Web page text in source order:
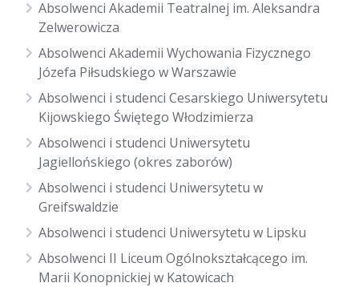
Absolwenci Akademii Teatralnej im. Aleksandra
Zelwerowicza
Absolwenci Akademii Wychowania Fizycznego
Józefa Piłsudskiego w Warszawie
Absolwenci i studenci Cesarskiego Uniwersytetu
Kijowskiego Świętego Włodzimierza
Absolwenci i studenci Uniwersytetu
Jagiellońskiego (okres zaborów)
Absolwenci i studenci Uniwersytetu w
Greifswaldzie
Absolwenci i studenci Uniwersytetu w Lipsku
Absolwenci II Liceum Ogólnokształcącego im.
Marii Konopnickiej w Katowicach